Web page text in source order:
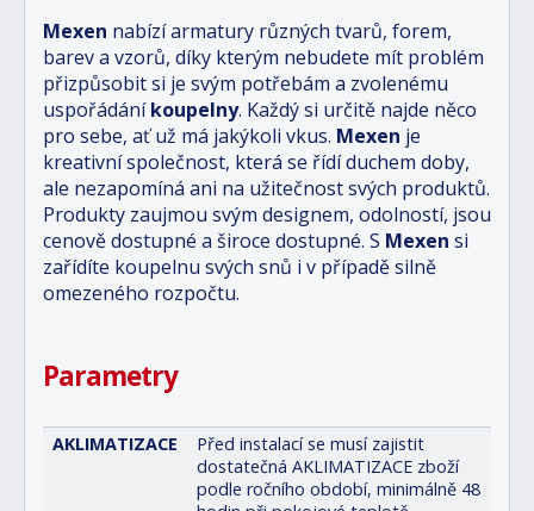
Mexen nabízí armatury různých tvarů, forem,
barev a vzorů, díky kterým nebudete mít problém
přizpůsobit si je svým potřebám a zvolenému
uspořádáníkoupelny. Každý si určitě najde něco
pro sebe, ať už má jakýkoli vkus. Mexen je
kreativní společnost, která se řídí duchem doby,
ale nezapomíná ani na užitečnost svých produktů.
Produkty zaujmou svým designem, odolností, jsou
cenově dostupné a široce dostupné. S Mexen si
zařídíte koupelnu svých snů i v případě silně
omezeného rozpočtu.
Parametry
AKLIMATIZACE
Před instalací se musí zajistit
dostatečná AKLIMATIZACE zboží
podle ročního období, minimálně 48